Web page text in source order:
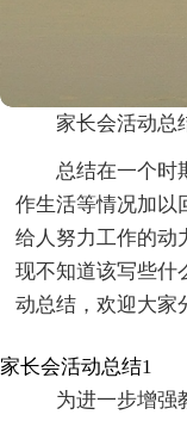
家长会活动总
总结在一个时
作生活等情况加以
给人努力工作的动
现不知道该写些什
动总结，欢迎大家
家长会活动总结1
为进一步增强